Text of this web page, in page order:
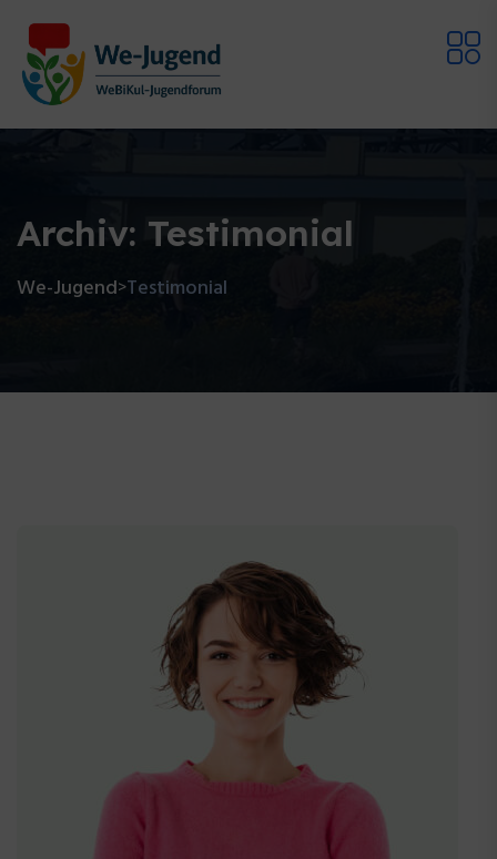
Archiv: Testimonial
We-Jugend>Testimonial